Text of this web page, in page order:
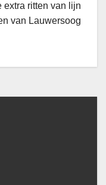
extra ritten van lijn
van Lauwersoog